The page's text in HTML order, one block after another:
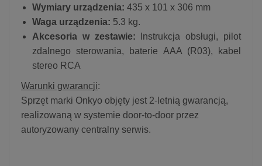
Wymiary urządzenia: 435 x 101 x 306 mm
Waga urządzenia: 5.3 kg.
Akcesoria w zestawie: Instrukcja obsługi, pilot
zdalnego sterowania, baterie AAA (R03), kabel
stereo RCA
Warunki gwarancji:
Sprzęt marki Onkyo objęty jest 2-letnią gwarancją,
realizowaną w systemie door-to-door przez
autoryzowany centralny serwis.